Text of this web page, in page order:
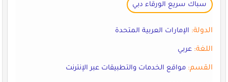
سباك سريع الورقاء دبي
الدولة: الإمارات العربية المتحدة
اللغة: عربي
القسم: مواقع الخدمات والتطبيقات عبر الإنترنت